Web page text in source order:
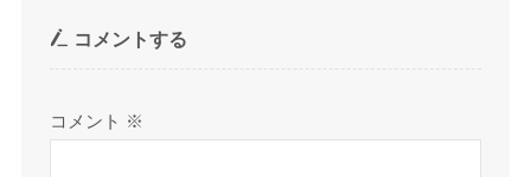
コメントする
コメント ※